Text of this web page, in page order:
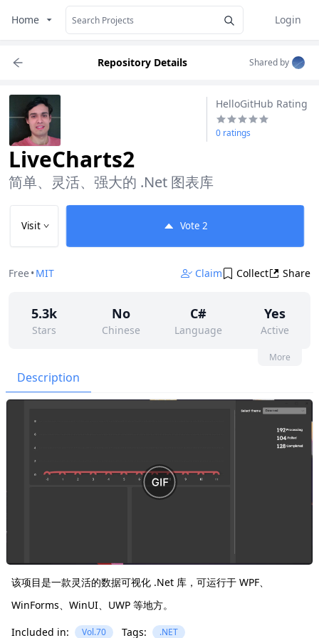
Home
Login
Repository Details Shared by
HelloGitHub Rating
0 ratings
LiveCharts2
简单、灵活、强大的 .Net 图表库
Visit Vote 2
Free• MIT Claim Collect Share
5.3k
Stars
No
Chinese
C#
Language
Yes
Active
Contributors
None
690 MIT
More
Description
该项目是一款灵活的数据可视化 .Net 库，可运行于 WPF、
WinForms、WinUI、UWP 等地方。
Included in:
Vol.70 Tags: .NET